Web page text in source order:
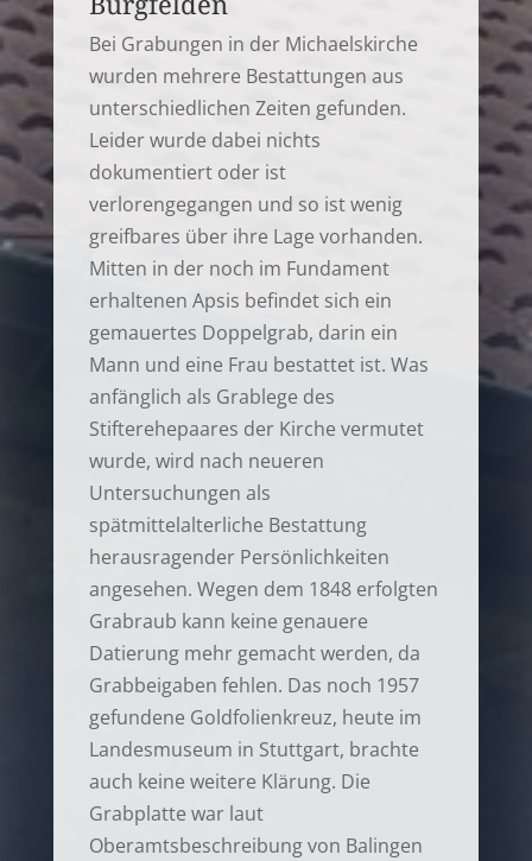
Bei Grabungen in der Michaelskirche
wurden mehrere Bestattungen aus
unterschiedlichen Zeiten gefunden.
Leider wurde dabei nichts
dokumentiert oder ist
verlorengegangen und so ist wenig
greifbares über ihre Lage vorhanden.
Mitten in der noch im Fundament
erhaltenen Apsis befindet sich ein
gemauertes Doppelgrab, darin ein
Mann und eine Frau bestattet ist. Was
anfänglich als Grablege des
Stifterehepaares der Kirche vermutet
wurde, wird nach neueren
Untersuchungen als
spätmittelalterliche Bestattung
herausragender Persönlichkeiten
angesehen. Wegen dem 1848 erfolgten
Grabraub kann keine genauere
Datierung mehr gemacht werden, da
Grabbeigaben fehlen. Das noch 1957
gefundene Goldfolienkreuz, heute im
Landesmuseum in Stuttgart, brachte
auch keine weitere Klärung. Die
Grabplatte war laut
Oberamtsbeschreibung von Balingen